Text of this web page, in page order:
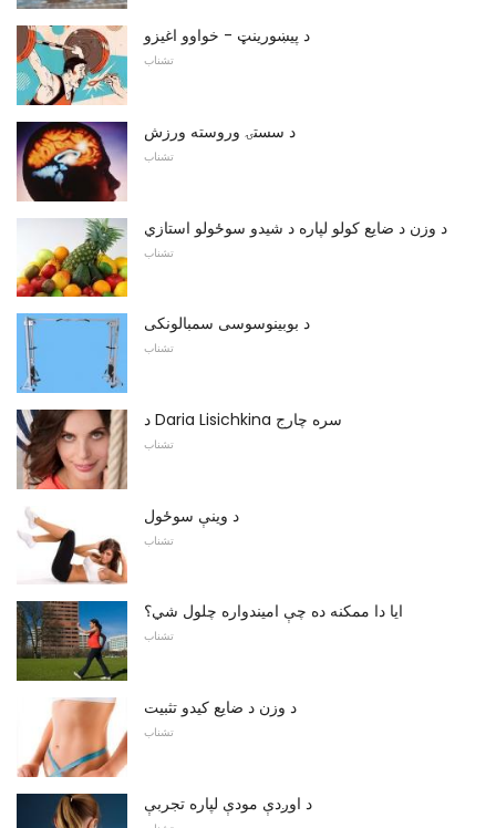
د پیښورینټ - خواوو اغیزو
تشناب
د سستۍ وروسته ورزش
تشناب
د وزن د ضایع کولو لپاره د شیدو سوځولو استازي
تشناب
د بوبینوسوسی سمبالونکی
تشناب
د Daria Lisichkina سره چارج
تشناب
د وینې سوځول
تشناب
ایا دا ممکنه ده چې امیندواره چلول شي؟
تشناب
د وزن د ضایع کیدو تثبیت
تشناب
د اوږدې مودې لپاره تجربې